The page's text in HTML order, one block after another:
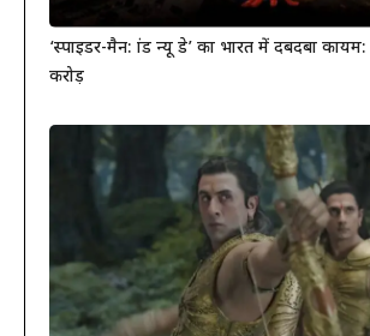
‘स्पाइडर-मैन: ब्रांड न्यू डे’ का भारत में दबदबा
करोड़